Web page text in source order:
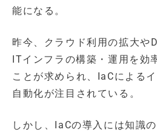
能になる。
昨今、クラウド利用の拡大や
ITインフラの構築・運用を効
ことが求められ、IaCによる
自動化が注目されている。
しかし、IaCの導入には知識